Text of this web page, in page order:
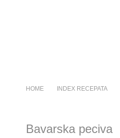
HOME INDEX RECEPATA
Bavarska peciva